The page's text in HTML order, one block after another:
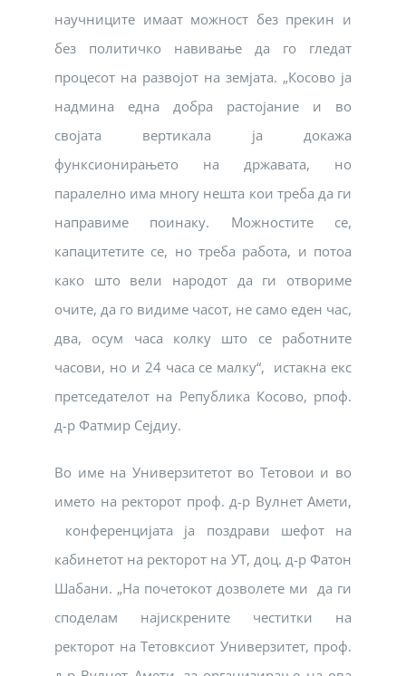
научниците имаат можност без прекин и
без политичко навивање да го гледат
процесот на развојот на земјата. „Косово ја
надмина една добра растојание и во
својата вертикала ја докажа
функсионирањето на државата, но
паралелно има многу нешта кои треба да ги
направиме поинаку. Можностите се,
капацитетите се, но треба работа, и потоа
како што вели народот да ги отвориме
очите, да го видиме часот, не само еден час,
два, осум часа колку што се работните
часови, но и 24 часа се малку“, истакна екс
претседателот на Република Косово, рпоф.
д-р Фатмир Сејдиу.
Во име на Универзитетот во Тетовои и во
името на ректорот проф. д-р Вулнет Амети,
конференцијата ја поздрави шефот на
кабинетот на ректорот на УТ, доц. д-р Фатон
Шабани. „На почетокот дозволете ми да ги
споделам најискрените честитки на
ректорот на Тетовксиот Универзитет, проф.